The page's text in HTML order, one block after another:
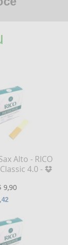
Alto - RICO
4.0 -
9,90
,42